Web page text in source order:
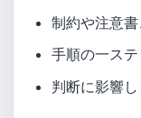
制約や注意書
手順の一ス
判断に影響